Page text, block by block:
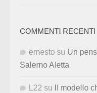
COMMENTI RECENTI
ernesto su Un
Salerno Aletta
L22 su
Il modello